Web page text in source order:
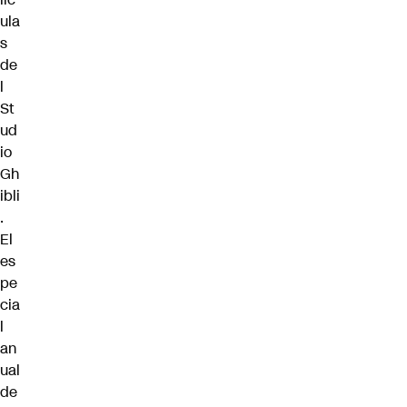
ula
s
de
l
St
ud
io
Gh
ibli
.
El
es
pe
cia
l
an
ual
de